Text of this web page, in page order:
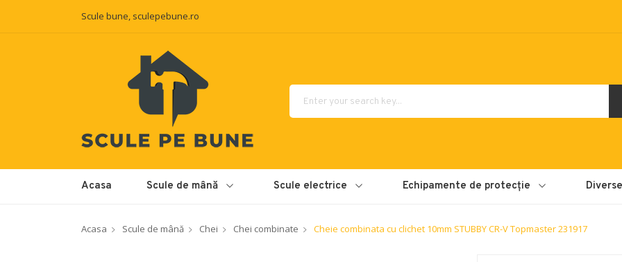
Scule bune, sculepebune.ro
Acasa Scule de mână Scule electrice Echipamente de protecție Diverse
Acasa Scule de mână Chei Chei combinate Cheie combinata cu clichet 10mm STUBBY CR-V Topmaster 231917